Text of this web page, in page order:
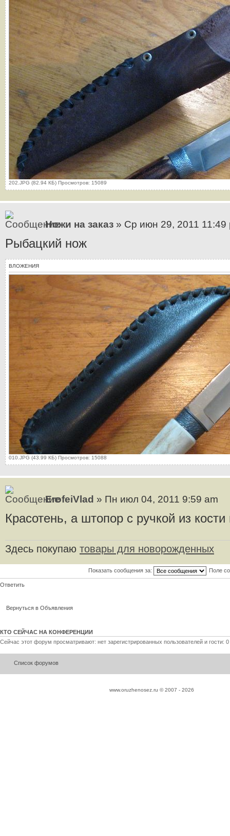
202.JPG (82.94 КБ) Просмотров: 15089
Ножи на заказ » Ср июн 29, 2011 11:49
Рыбацкий нож
ВЛОЖЕНИЯ
010.JPG (43.99 КБ) Просмотров: 15088
ErofeiVlad » Пн июл 04, 2011 9:59 am
Красотень, а штопор с ручкой из
Здесь покупаю товары для новорожденных
Показать сообщения за: Поле
Ответить
Вернуться в Объявления
КТО СЕЙЧАС НА КОНФЕРЕНЦИИ
Сейчас этот форум просматривают: нет зарегистрированных пользователей и гости: 0
Список форумов
www.oruzhenosez.ru © 2007 - 2026